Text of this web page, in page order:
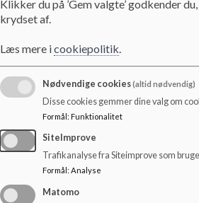
Bjedstrup Skole har
Fritidstilbuddet om
Bjedstrup
Naturbørnehaven er
Børne- og
Klikker du på ’Gem valgte’ godkender
krydset af.
Læs mere icookiepolitik.
Nødvendige cookies(altid nødvendig)
Disse cookies gemmer dine valg om
Formål: Funktionalitet
SiteImprove
Trafikanalyse fra Siteimprove som
Formål : Analyse
Matomo